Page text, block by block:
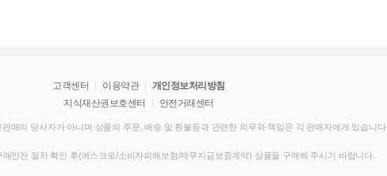
고객센터 이용약관
개인정보처리방침
지식재산권보호센터
안전거래센터
매의 당사자가 아니며 상품의 주문, 배송 및 환불등과 관련한 의무와 책임은 각 판매자에게 있습니다.
안전 절차 확인 후(에스크로/소비자피해보험/재무지금보증계약) 상품을 구매해 주시기 바랍니다.